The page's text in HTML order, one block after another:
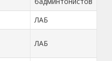
ЛАБ
ЛАБ